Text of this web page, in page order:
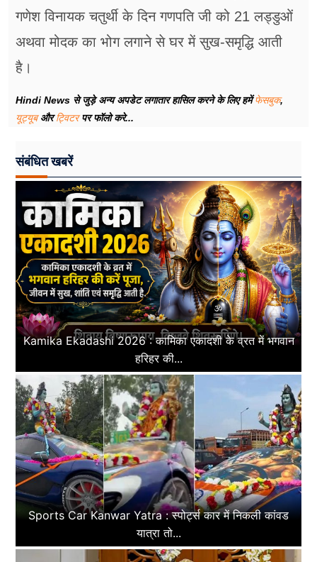
गणेश विनायक चतुर्थी के दिन गणपति जी को 21 लड्डुओं
अथवा मोदक का भोग लगाने से घर में सुख-समृद्धि आती
है।
Hindi News से जुड़े अन्य अपडेट लगातार हासिल करने के लिए हमेंफेसबुक,
यूट्यूबऔरट्विटरपर फॉलो करे...
संबंधित खबरें
Kamika Ekadashi 2026 : कामिका एकादशी के व्रत में भगवान
हरिहर की...
Sports Car Kanwar Yatra : स्पोर्ट्स कार में निकली कांवड
यात्रा तो...